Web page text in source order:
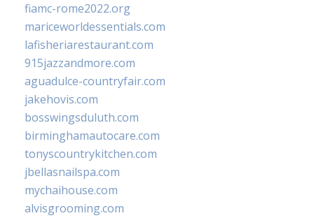
fiamc-rome2022.org
mariceworldessentials.com
lafisheriarestaurant.com
915jazzandmore.com
aguadulce-countryfair.com
jakehovis.com
bosswingsduluth.com
birminghamautocare.com
tonyscountrykitchen.com
jbellasnailspa.com
mychaihouse.com
alvisgrooming.com